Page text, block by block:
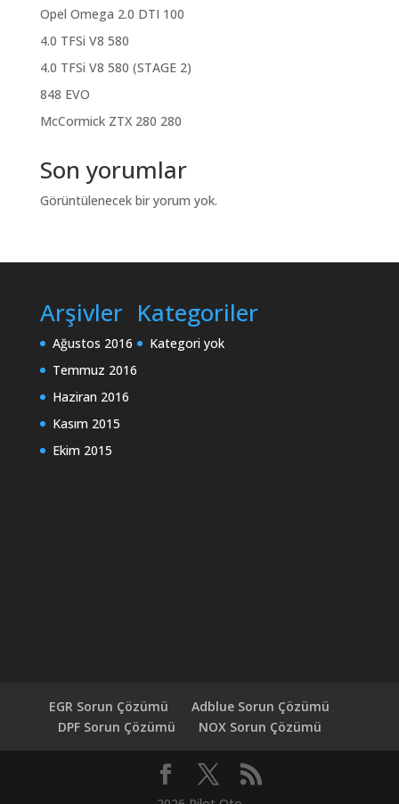
Opel Omega 2.0 DTI 100
4.0 TFSi V8 580
4.0 TFSi V8 580 (STAGE 2)
848 EVO
McCormick ZTX 280 280
Son yorumlar
Görüntülenecek bir yorum yok.
Arşivler
Ağustos 2016
Temmuz 2016
Haziran 2016
Kasım 2015
Ekim 2015
Kategoriler
Kategori yok
EGR Sorun Çözümü
Adblue Sorun Çözümü
DPF Sorun Çözümü
NOX Sorun Çözümü